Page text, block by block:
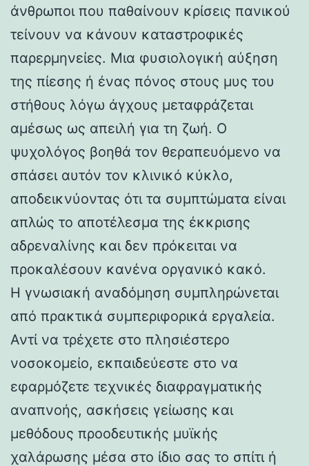
άνθρωποι που παθαίνουν κρίσεις πανικού
τείνουν να κάνουν καταστροφικές
παρερμηνείες. Μια φυσιολογική αύξηση
της πίεσης ή ένας πόνος στους μυς του
στήθους λόγω άγχους μεταφράζεται
αμέσως ως απειλή για τη ζωή. Ο
ψυχολόγος βοηθά τον θεραπευόμενο να
σπάσει αυτόν τον κλινικό κύκλο,
αποδεικνύοντας ότι τα συμπτώματα είναι
απλώς το αποτέλεσμα της έκκρισης
αδρεναλίνης και δεν πρόκειται να
προκαλέσουν κανένα οργανικό κακό.
Η γνωσιακή αναδόμηση συμπληρώνεται
από πρακτικά συμπεριφορικά εργαλεία.
Αντί να τρέχετε στο πλησιέστερο
νοσοκομείο, εκπαιδεύεστε στο να
εφαρμόζετε τεχνικές διαφραγματικής
αναπνοής, ασκήσεις γείωσης και
μεθόδους προοδευτικής μυϊκής
χαλάρωσης μέσα στο ίδιο σας το σπίτι ή